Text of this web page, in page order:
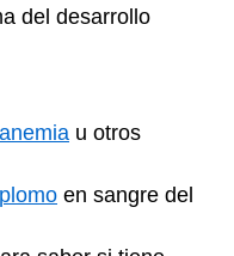
del desarrollo
anemia u otros
en sangre del